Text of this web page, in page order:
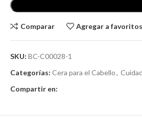
Comparar Agregar a favoritos
SKU: BC-C00028-1
Categorías: Cera para el Cabello,
Compartir en: